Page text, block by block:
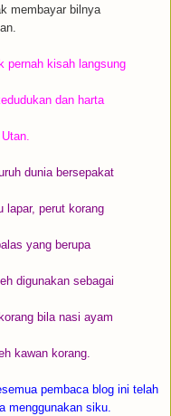
membayar bilnya
pernah kisah langsung
dan harta
dunia bersepakat
lapar, perut korang
yang berupa
digunakan sebagai
bila nasi ayam
kawan korang.
pembaca blog ini telah
menggunakan siku.